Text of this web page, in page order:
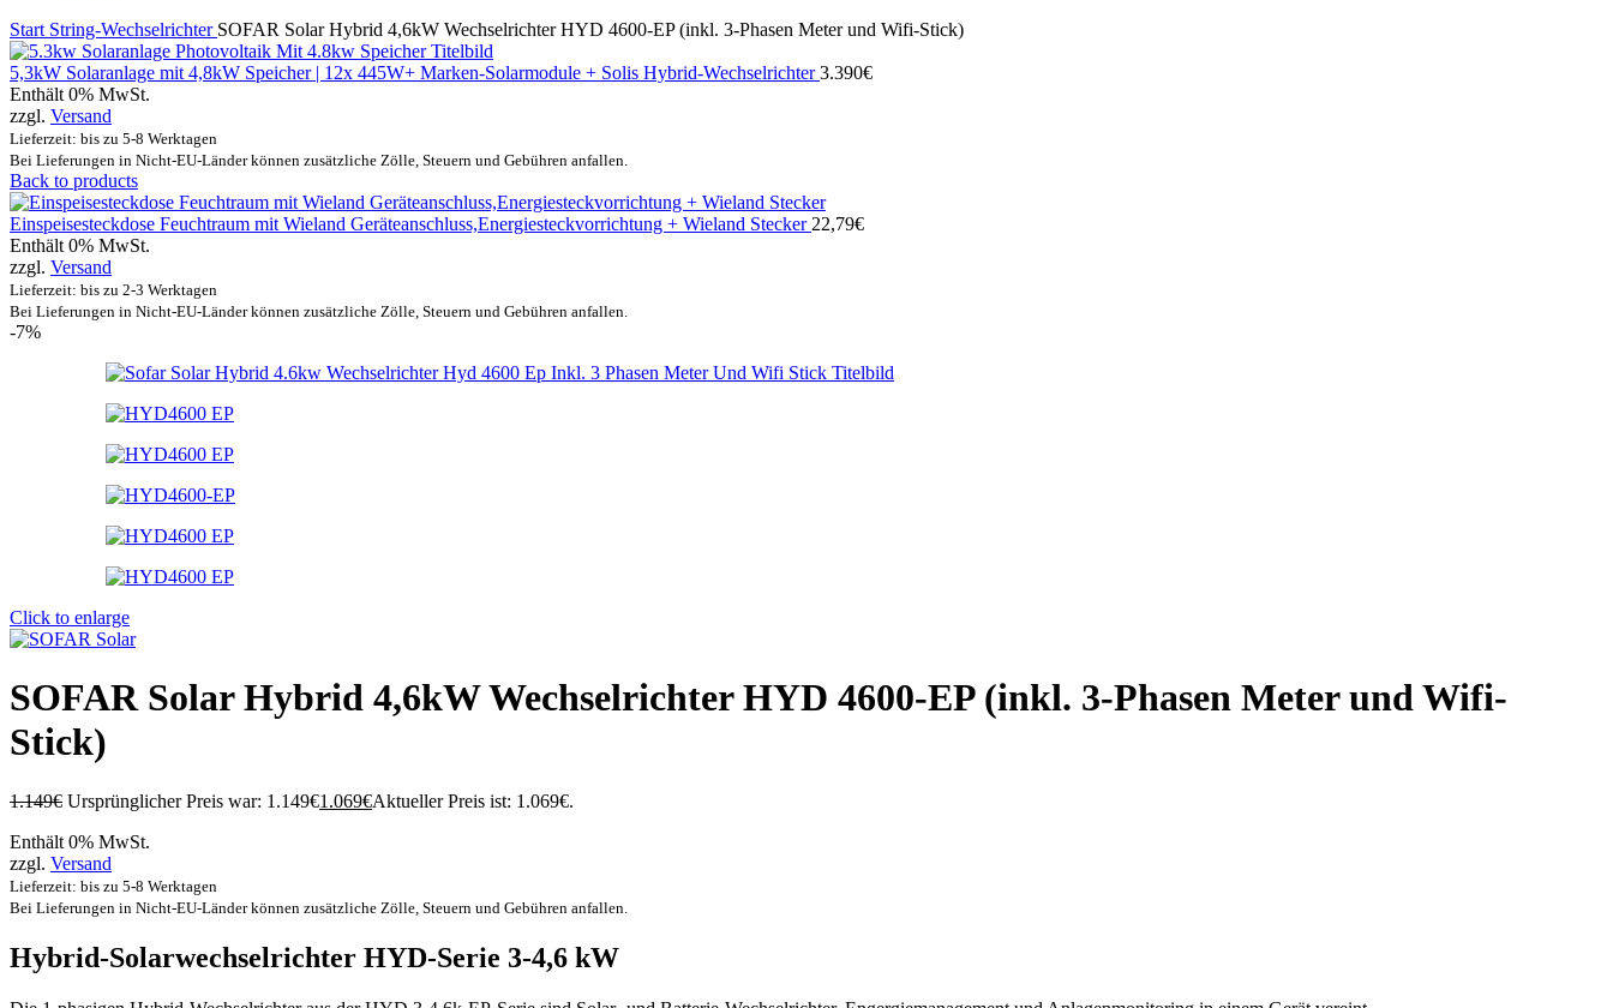
Start String-Wechselrichter SOFAR Solar Hybrid 4,6kW Wechselrichter HYD 4600-EP (inkl. 3-Phasen Meter und Wifi-Stick)
5,3kW Solaranlage mit 4,8kW Speicher | 12x 445W+ Marken-Solarmodule + Solis Hybrid-Wechselrichter3.390€
Enthält 0% MwSt.
zzgl. Versand
Lieferzeit: bis zu 5-8 Werktagen
Bei Lieferungen in Nicht-EU-Länder können zusätzliche Zölle, Steuern und Gebühren anfallen.
Back to products
Einspeisesteckdose Feuchtraum mit Wieland Geräteanschluss,Energiesteckvorrichtung + Wieland Stecker 22,79€
Enthält 0% MwSt.
zzgl. Versand
Lieferzeit: bis zu 2-3 Werktagen
Bei Lieferungen in Nicht-EU-Länder können zusätzliche Zölle, Steuern und Gebühren anfallen.
-7%
Click to enlarge
SOFAR Solar Hybrid 4,6kW Wechselrichter HYD 4600-EP (inkl. 3-Phasen Meter und Wifi-
Stick)
1.149€ Ursprünglicher Preis war: 1.149€1.069€Aktueller Preis ist: 1.069€.
Enthält 0% MwSt.
zzgl. Versand
Lieferzeit: bis zu 5-8 Werktagen
Bei Lieferungen in Nicht-EU-Länder können zusätzliche Zölle, Steuern und Gebühren anfallen.
Hybrid-Solarwechselrichter HYD-Serie 3-4,6 kW